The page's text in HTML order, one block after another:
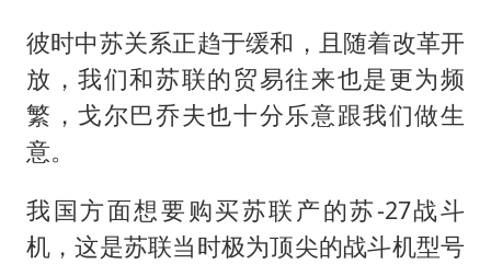
彼时中苏关系正趋于缓和，且随着改革开
放，我们和苏联的贸易往来也是更为频
繁，戈尔巴乔夫也十分乐意跟我们做生
意。
我国方面想要购买苏联产的苏-27战斗
机，这是苏联当时极为顶尖的战斗机型号